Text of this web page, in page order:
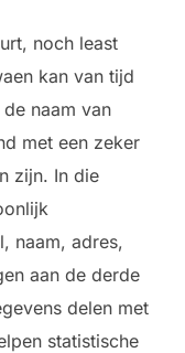
noch least
kan van tijd
naam van
met een zeker
zijn. In die
naam, adres,
aan de derde
delen met
statistische